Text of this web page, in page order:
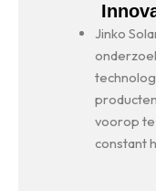
Jinko
voorop te
constant